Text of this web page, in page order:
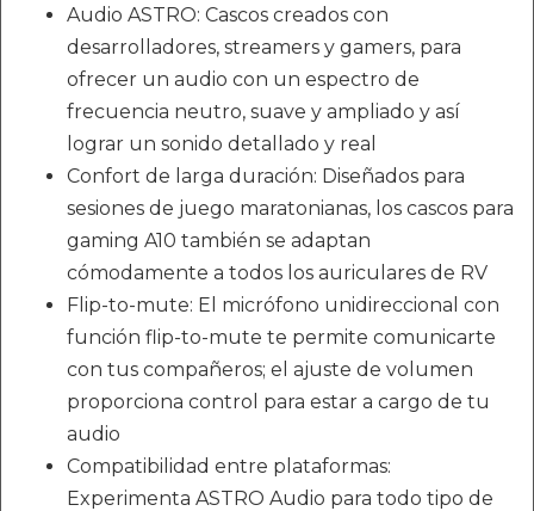
Audio ASTRO: Cascos creados con
desarrolladores, streamers y gamers, para
ofrecer un audio con un espectro de
frecuencia neutro, suave y ampliado y así
lograr un sonido detallado y real
Confort de larga duración: Diseñados para
sesiones de juego maratonianas, los cascos para
gaming A10 también se adaptan
cómodamente a todos los auriculares de RV
Flip-to-mute: El micrófono unidireccional con
función flip-to-mute te permite comunicarte
con tus compañeros; el ajuste de volumen
proporciona control para estar a cargo de tu
audio
Compatibilidad entre plataformas:
Experimenta ASTRO Audio para todo tipo de